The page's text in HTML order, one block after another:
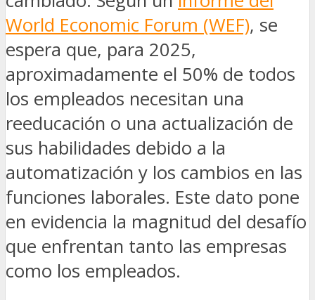
World Economic Forum (WEF), se
espera que, para 2025,
aproximadamente el 50% de todos
los empleados necesitan una
reeducación o una actualización de
sus habilidades debido a la
automatización y los cambios en las
funciones laborales. Este dato pone
en evidencia la magnitud del desafío
que enfrentan tanto las empresas
como los empleados.